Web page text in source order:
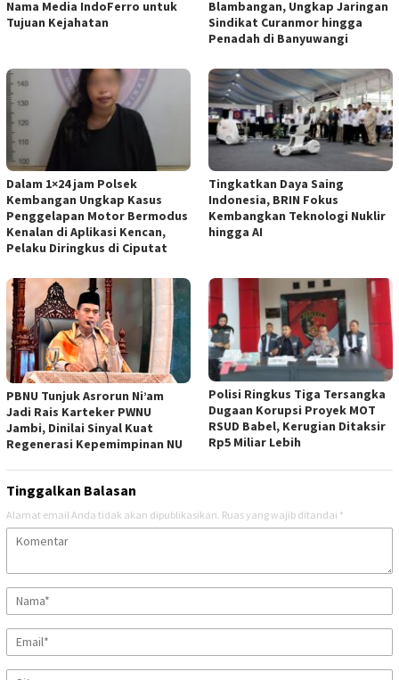
Nama Media IndoFerro untuk
Tujuan Kejahatan
Blambangan, Ungkap Jaringan
Sindikat Curanmor hingga
Penadah di Banyuwangi
Dalam 1×24 jam Polsek
Kembangan Ungkap Kasus
Penggelapan Motor Bermodus
Kenalan di Aplikasi Kencan,
Pelaku Diringkus di Ciputat
Tingkatkan Daya Saing
Indonesia, BRIN Fokus
Kembangkan Teknologi Nuklir
hingga AI
PBNU Tunjuk Asrorun Ni’am
Jadi Rais Karteker PWNU
Jambi, Dinilai Sinyal Kuat
Regenerasi Kepemimpinan NU
Polisi Ringkus Tiga Tersangka
Dugaan Korupsi Proyek MOT
RSUD Babel, Kerugian Ditaksir
Rp5 Miliar Lebih
Tinggalkan Balasan
Alamat email Anda tidak akan dipublikasikan. Ruas yang wajib ditandai *